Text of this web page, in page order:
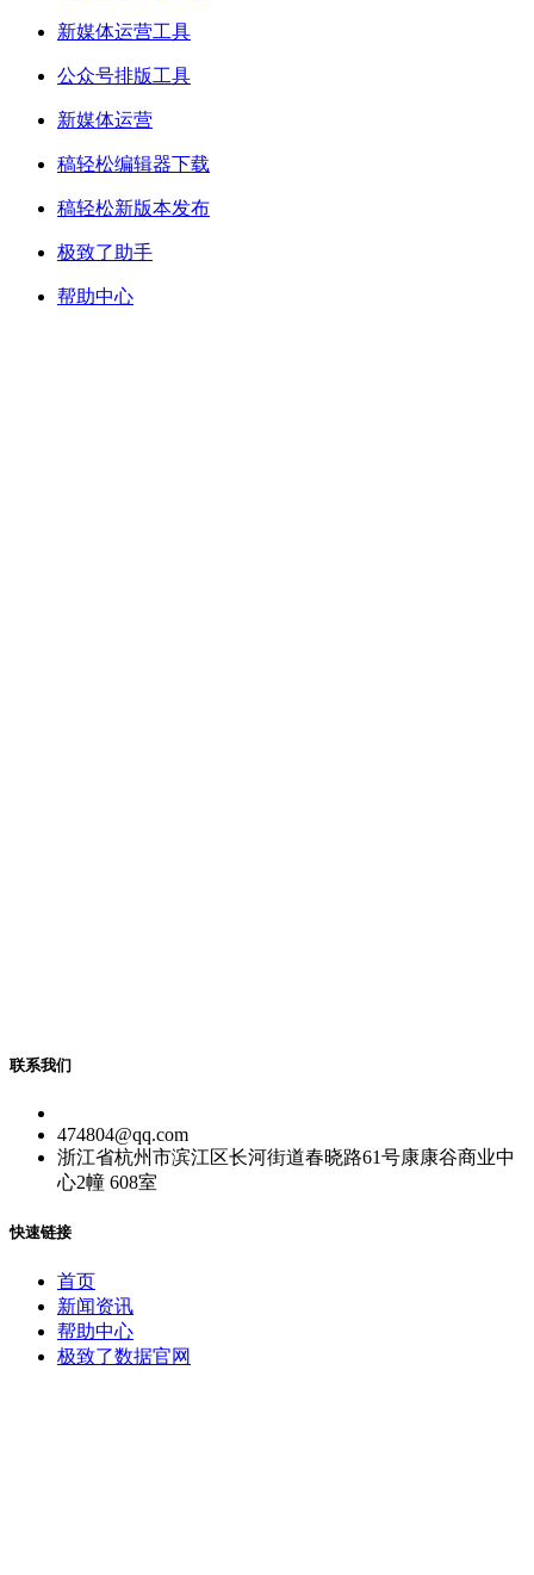
新媒体运营工具
公众号排版工具
新媒体运营
稿轻松编辑器下载
稿轻松新版本发布
极致了助手
帮助中心
联系我们
474804@qq.com
浙江省杭州市滨江区长河街道春晓路61号康康谷商业中
心2幢 608室
快速链接
首页
新闻资讯
帮助中心
极致了数据官网